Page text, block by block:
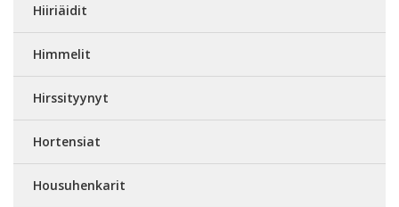
Hiiriäidit
Himmelit
Hirssityynyt
Hortensiat
Housuhenkarit